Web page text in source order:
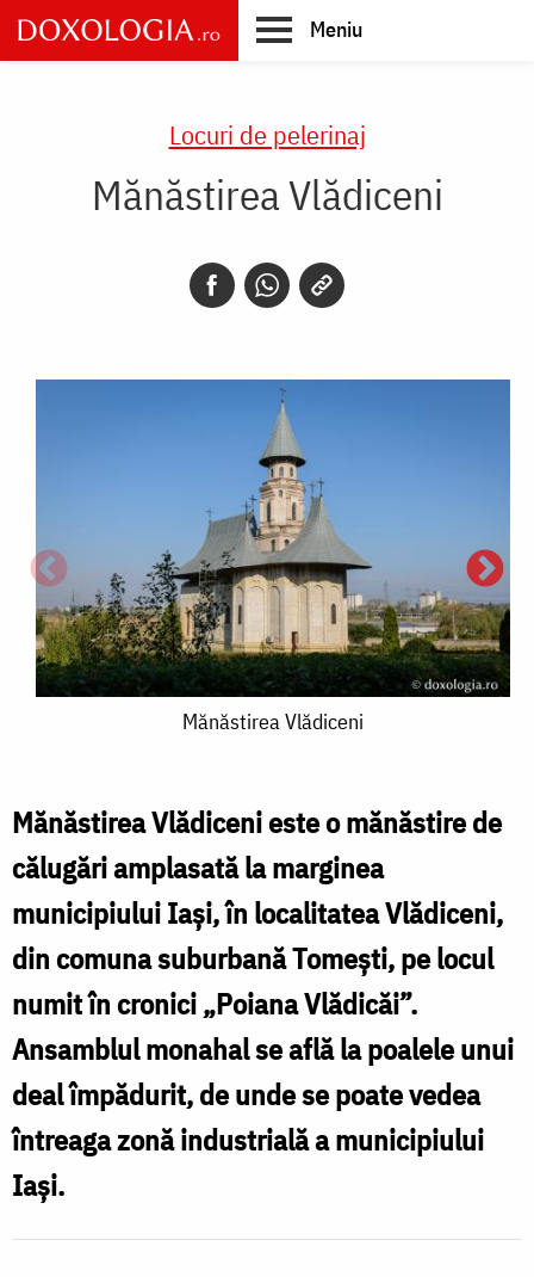
Skip
to
main
Meniu
Locuri de pelerinaj
Mănăstirea Vlădiceni
Mănăstirea Vlădiceni
Mănăstirea Vlădiceni este o mănăstire de
călugări amplasată la marginea
municipiului Iaşi, în localitatea Vlădiceni,
din comuna suburbană Tomeşti, pe locul
numit în cronici „Poiana Vlădicăi”.
Ansamblul monahal se află la poalele unui
deal împădurit, de unde se poate vedea
întreaga zonă industrială a municipiului
Iaşi.